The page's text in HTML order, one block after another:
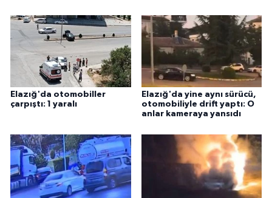
Elazığ'da otomobiller
çarpıştı: 1 yaralı
Elazığ'da yine aynı sürücü,
otomobiliyle drift yaptı: O
anlar kameraya yansıdı
YAŞAM
YEREL
Yerel Haberler